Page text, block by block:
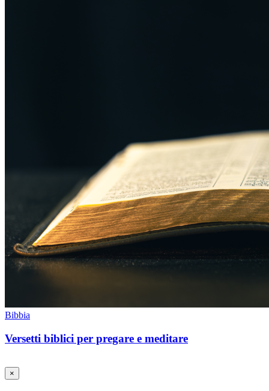
Bibbia
Versetti biblici per pregare e meditare
×